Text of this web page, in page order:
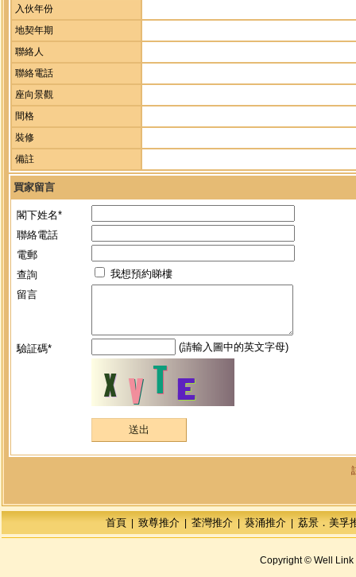
入伙年份
地契年期
聯絡人
聯絡電話
座向景觀
間格
裝修
備註
買家留言
閣下姓名*
聯絡電話
電郵
查詢
我想預約睇樓
留言
驗証碼* (請輸入圖中的英文字母)
首頁 致尊推介| 荃灣推介| 葵涌推介| 荔景．美孚
Copyright © Well Link